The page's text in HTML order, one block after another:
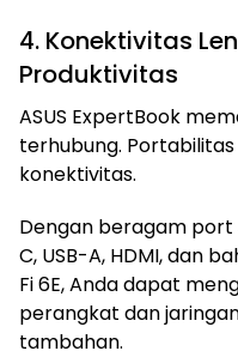
4. Konektivitas
Produktivitas
ASUS ExpertBook
terhubung.
konektivitas.
Dengan beragam port
C, USB-A, HDMI, dan
Fi 6E, Anda dapat
perangkat dan
tambahan.